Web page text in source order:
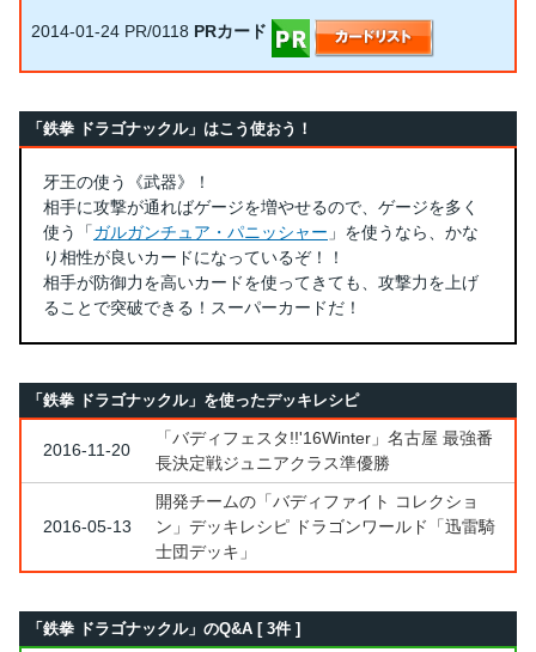
2014-01-24 PR/0118 PRカード
「鉄拳 ドラゴナックル」はこう使おう！
牙王の使う《武器》！
相手に攻撃が通ればゲージを増やせるので、ゲージを多く
使う「ガルガンチュア・パニッシャー 」を使うなら、かな
り相性が良いカードになっているぞ！！
相手が防御力を高いカードを使ってきても、攻撃力を上げ
ることで突破できる！スーパーカードだ！
「鉄拳 ドラゴナックル」を使ったデッキレシピ
2016-11-20
「バディフェスタ!!'16Winter」名古屋 最強番
長決定戦ジュニアクラス準優勝
2016-05-13
開発チームの「バディファイト コレクショ
ン」デッキレシピ ドラゴンワールド「迅雷騎
士団デッキ」
「鉄拳 ドラゴナックル」のQ&A [ 3件 ]